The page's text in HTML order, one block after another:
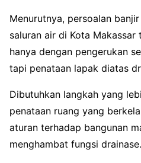
Menurutnya, persoalan
saluran air di Kota
hanya dengan pengerukan
tapi penataan lapak diatas
Dibutuhkan langkah yang
penataan ruang yang
aturan terhadap bangunan
menghambat fungsi drainase.